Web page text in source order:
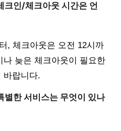
크인/체크아웃 시간은 언
, 체크아웃은 오전 12시까
나 늦은 체크아웃이 필요한
바랍니다.
별한 서비스는 무엇이 있나